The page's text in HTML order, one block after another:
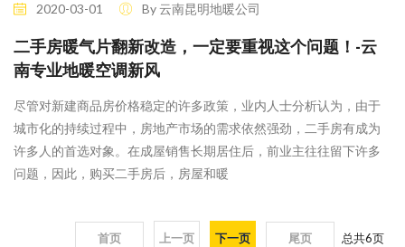
2020-03-01 By 云南昆明地暖公司
二手房暖气片翻新改造，一定要重视这个问题！-云
南专业地暖空调新风
尽管对新建商品房价格稳定的许多政策，业内人士分析认为，由于
城市化的持续过程中，房地产市场的需求依然强劲，二手房有成为
许多人的首选对象。在成屋销售长期居住后，前业主往往留下许多
问题，因此，购买二手房后，房屋和暖
首页 上一页 下一页 尾页 总共6页